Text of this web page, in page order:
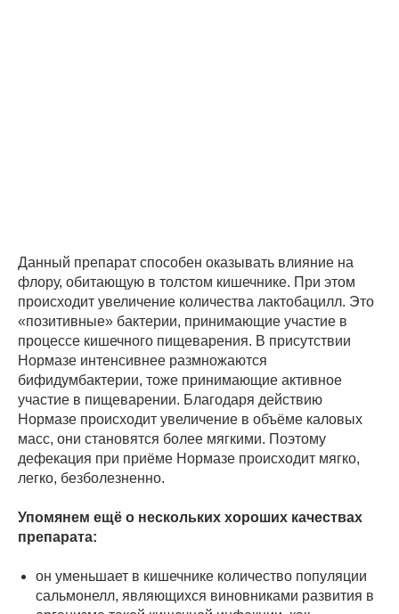
Данный препарат способен оказывать влияние на
флору, обитающую в толстом кишечнике. При этом
происходит увеличение количества лактобацилл. Это
«позитивные» бактерии, принимающие участие в
процессе кишечного пищеварения. В присутствии
Нормазе интенсивнее размножаются
бифидумбактерии, тоже принимающие активное
участие в пищеварении. Благодаря действию
Нормазе происходит увеличение в объёме каловых
масс, они становятся более мягкими. Поэтому
дефекация при приёме Нормазе происходит мягко,
легко, безболезненно.
Упомянем ещё о нескольких хороших качествах
препарата:
он уменьшает в кишечнике количество популяции
сальмонелл, являющихся виновниками развития в